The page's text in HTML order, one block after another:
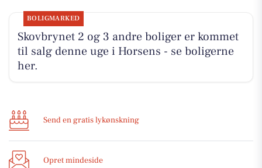
BOLIGMARKED
Skovbrynet 2 og 3 andre boliger er kommet
til salg denne uge i Horsens - se boligerne
her.
Send en gratis lykønskning
Opret mindeside